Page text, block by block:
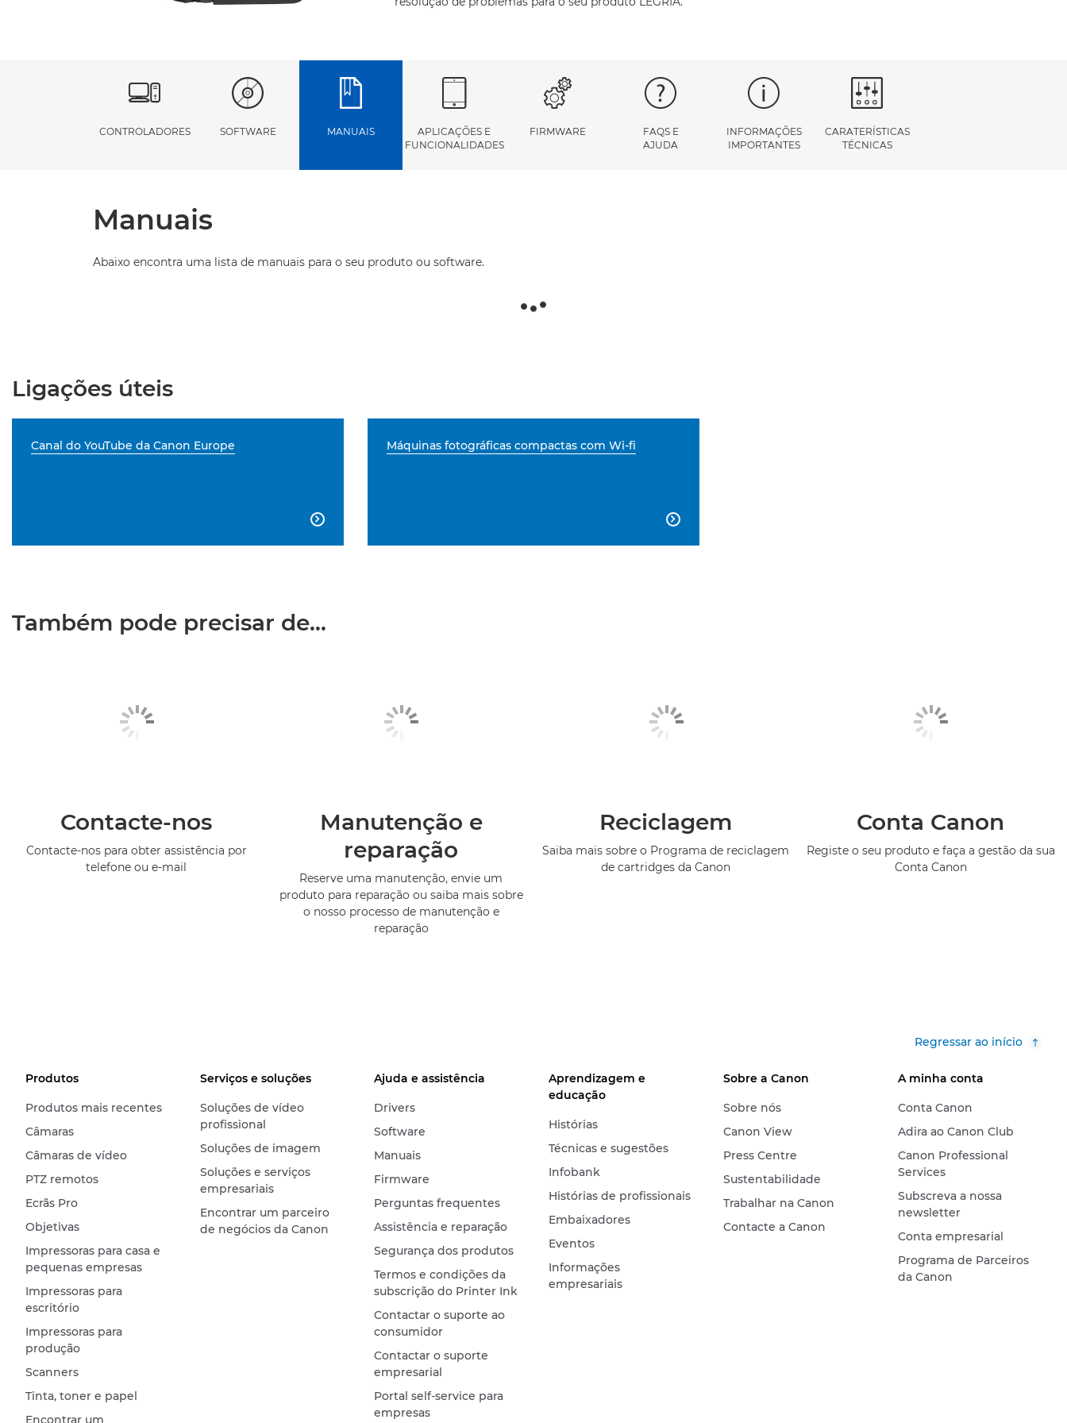
CONTROLADORES SOFTWARE MANUAIS
APLICAÇÕES E
FUNCIONALIDADES
FIRMWARE
FAQS E
AJUDA
INFORMAÇÕES
IMPORTANTES
CARATERÍSTICAS
TÉCNICAS
Manuais
Abaixo encontra uma lista de manuais para o seu produto ou software.
Ligações úteis
Canal do YouTube da Canon Europe

Máquinas fotográficas compactas com Wi-fi

Também pode precisar de...
Contacte-nos
Contacte-nos para obter assistência por
telefone ou e-mail
Manutenção e
reparação
Reserve uma manutenção, envie um
produto para reparação ou saiba mais sobre
o nosso processo de manutenção e
reparação
Reciclagem
Saiba mais sobre o Programa de reciclagem
de cartridges da Canon
Conta Canon
Registe o seu produto e faça a gestão da sua
Conta Canon
Regressar ao início
Produtos
Produtos mais recentes
Câmaras
Câmaras de vídeo
PTZ remotos
Ecrãs Pro
Objetivas
Impressoras para casa e
pequenas empresas
Impressoras para
escritório
Impressoras para
produção
Scanners
Tinta, toner e papel
Encontrar um
Serviços e soluções
Soluções de vídeo
profissional
Soluções de imagem
Soluções e serviços
empresariais
Encontrar um parceiro
de negócios da Canon
Ajuda e assistência
Drivers
Software
Manuais
Firmware
Perguntas frequentes
Assistência e reparação
Segurança dos produtos
Termos e condições da
subscrição do Printer Ink
Contactar o suporte ao
consumidor
Contactar o suporte
empresarial
Portal self-service para
empresas
Aprendizagem e
educação
Histórias
Técnicas e sugestões
Infobank
Histórias de profissionais
Embaixadores
Eventos
Informações
empresariais
Sobre a Canon
Sobre nós
Canon View
Press Centre
Sustentabilidade
Trabalhar na Canon
Contacte a Canon
A minha conta
Conta Canon
Adira ao Canon Club
Canon Professional
Services
Subscreva a nossa
newsletter
Conta empresarial
Programa de Parceiros
da Canon